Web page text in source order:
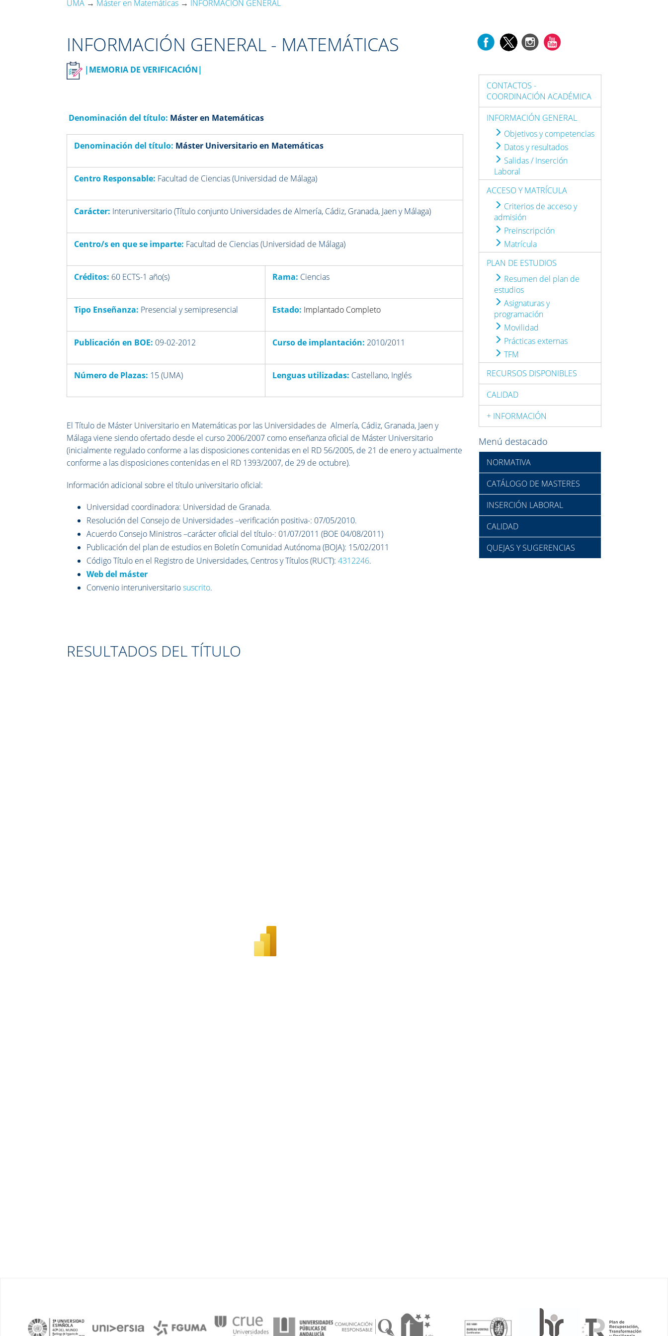
UMA → Máster en Matemáticas → INFORMACIÓN GENERAL
INFORMACIÓN GENERAL - MATEMÁTICAS
|MEMORIA DE VERIFICACIÓN|
Denominación del título: Máster en Matemáticas
Denominación del título: Máster Universitario en Matemáticas
Centro Responsable: Facultad de Ciencias (Universidad de Málaga)
Carácter: Interuniversitario (Título conjunto Universidades de Almería, Cádiz, Granada, Jaen y Málaga)
Centro/s en que se imparte: Facultad de Ciencias (Universidad de Málaga)
Créditos: 60 ECTS-1 año(s) Rama: Ciencias
Tipo Enseñanza: Presencial y semipresencial Estado: Implantado Completo
Publicación en BOE: 09-02-2012 Curso de implantación: 2010/2011
Número de Plazas: 15 (UMA) Lenguas utilizadas: Castellano, Inglés
El Título de Máster Universitario en Matemáticas por las Universidades de Almería, Cádiz, Granada, Jaen y
Málaga viene siendo ofertado desde el curso 2006/2007 como enseñanza oficial de Máster Universitario
(inicialmente regulado conforme a las disposiciones contenidas en el RD 56/2005, de 21 de enero y actualmente
conforme a las disposiciones contenidas en el RD 1393/2007, de 29 de octubre).
Información adicional sobre el título universitario oficial:
Universidad coordinadora: Universidad de Granada.
Resolución del Consejo de Universidades –verificación positiva-: 07/05/2010.
Acuerdo Consejo Ministros –carácter oficial del título-: 01/07/2011 (BOE 04/08/2011)
Publicación del plan de estudios en Boletín Comunidad Autónoma (BOJA): 15/02/2011
Código Título en el Registro de Universidades, Centros y Títulos (RUCT):4312246.
Web del máster
Convenio interuniversitariosuscrito.
RESULTADOS DEL TÍTULO
CONTACTOS -
COORDINACIÓN ACADÉMICA
INFORMACIÓN GENERAL
Objetivos y competencias
Datos y resultados
Salidas / Inserción
Laboral
ACCESO Y MATRÍCULA
Criterios de acceso y
admisión
Preinscripción
Matrícula
PLAN DE ESTUDIOS
Resumen del plan de
estudios
Asignaturas y
programación
Movilidad
Prácticas externas
TFM
RECURSOS DISPONIBLES
CALIDAD
+ INFORMACIÓN
Menú destacado
NORMATIVA
CATÁLOGO DE MASTERES
INSERCIÓN LABORAL
CALIDAD
QUEJAS Y SUGERENCIAS